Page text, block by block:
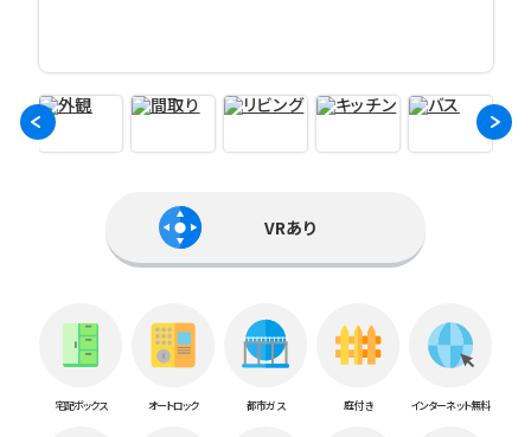
VRあり
宅配ボックス オートロック 都市ガス 庭付き インターネット無料